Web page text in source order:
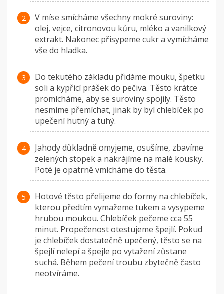
V míse smícháme všechny mokré suroviny:
olej, vejce, citronovou kůru, mléko a vanilkový
extrakt. Nakonec přisypeme cukr a vymícháme
vše do hladka.
Do tekutého základu přidáme mouku, špetku
soli a kypřicí prášek do pečiva. Těsto krátce
promícháme, aby se suroviny spojily. Těsto
nesmíme přemíchat, jinak by byl chlebíček po
upečení hutný a tuhý.
Jahody důkladně omyjeme, osušíme, zbavíme
zelených stopek a nakrájíme na malé kousky.
Poté je opatrně vmícháme do těsta.
Hotové těsto přelijeme do formy na chlebíček,
kterou předtím vymažeme tukem a vysypeme
hrubou moukou. Chlebíček pečeme cca 55
minut. Propečenost otestujeme špejlí. Pokud
je chlebíček dostatečně upečený, těsto se na
špejlí nelepí a špejle po vytažení zůstane
suchá. Během pečení troubu zbytečně často
neotvíráme.